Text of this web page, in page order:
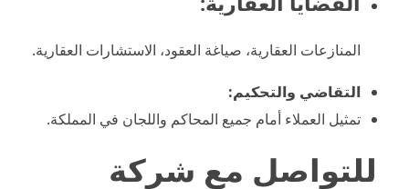
المنازعات العقارية، صياغة العقود، الاستشارات العقارية.
التقاضي والتحكيم:
تمثيل العملاء أمام جميع المحاكم واللجان في المملكة.
للتواصل مع شركة